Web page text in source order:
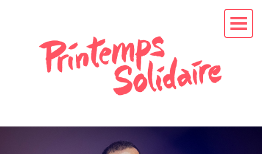
PRÉSIDENT